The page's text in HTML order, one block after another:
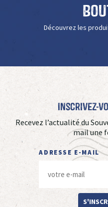
Découvrez les
Inscrivez-
Recevez l’actualité du
mail une
ADRESSE E-MAIL